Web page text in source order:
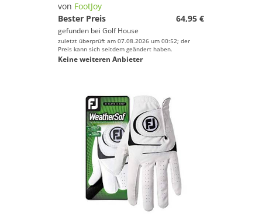
von FootJoy
Bester Preis
64,95 €
gefunden bei Golf House
zuletzt überprüft am 07.08.2026 um 00:52; der
Preis kann sich seitdem geändert haben.
Keine weiteren Anbieter